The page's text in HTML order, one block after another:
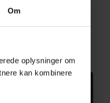
Om
oplysninger om
kan kombinere